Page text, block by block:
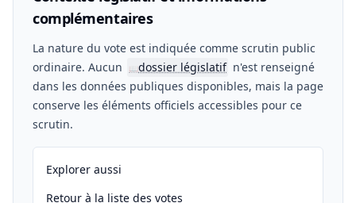
complémentaires
La nature du vote est indiquée comme scrutin public
ordinaire. Aucun
📖dossier législatif n'est renseigné
dans les données publiques disponibles, mais la page
conserve les éléments officiels accessibles pour ce
scrutin.
Explorer aussi
Retour à la liste des votes